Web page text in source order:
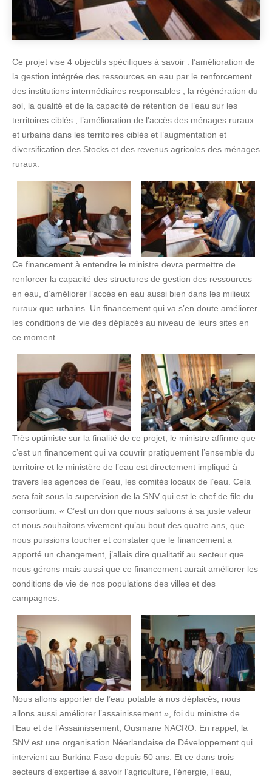
Ce projet vise 4 objectifs spécifiques à savoir : l’amélioration de
la gestion intégrée des ressources en eau par le renforcement
des institutions intermédiaires responsables ; la régénération du
sol, la qualité et de la capacité de rétention de l’eau sur les
territoires ciblés ; l’amélioration de l’accès des ménages ruraux
et urbains dans les territoires ciblés et l’augmentation et
diversification des Stocks et des revenus agricoles des ménages
ruraux.
Ce financement à entendre le ministre devra permettre de
renforcer la capacité des structures de gestion des ressources
en eau, d’améliorer l’accès en eau aussi bien dans les milieux
ruraux que urbains. Un financement qui va s’en doute améliorer
les conditions de vie des déplacés au niveau de leurs sites en
ce moment.
Très optimiste sur la finalité de ce projet, le ministre affirme que
c’est un financement qui va couvrir pratiquement l’ensemble du
territoire et le ministère de l’eau est directement impliqué à
travers les agences de l’eau, les comités locaux de l’eau. Cela
sera fait sous la supervision de la SNV qui est le chef de file du
consortium. « C’est un don que nous saluons à sa juste valeur
et nous souhaitons vivement qu’au bout des quatre ans, que
nous puissions toucher et constater que le financement a
apporté un changement, j’allais dire qualitatif au secteur que
nous gérons mais aussi que ce financement aurait améliorer les
conditions de vie de nos populations des villes et des
campagnes.
Nous allons apporter de l’eau potable à nos déplacés, nous
allons aussi améliorer l’assainissement », foi du ministre de
l’Eau et de l’Assainissement, Ousmane NACRO. En rappel, la
SNV est une organisation Néerlandaise de Développement qui
intervient au Burkina Faso depuis 50 ans. Et ce dans trois
secteurs d’expertise à savoir l’agriculture, l’énergie, l’eau,